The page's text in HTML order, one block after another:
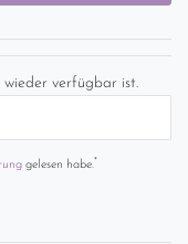
verfügbar ist.
gelesen habe.*